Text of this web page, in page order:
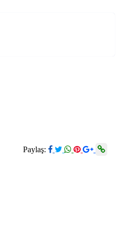
Paylaş: